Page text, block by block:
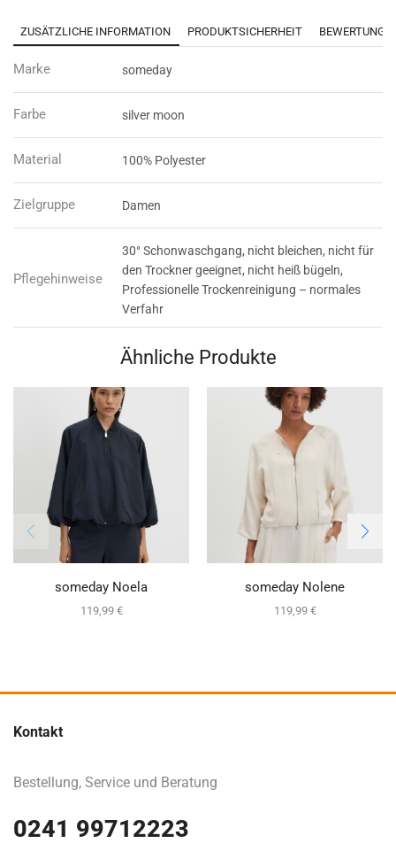
ZUSÄTZLICHE INFORMATION PRODUKTSICHERHEIT
Marke someday
Farbe silver moon
Material 100% Polyester
Zielgruppe Damen
Pflegehinweise
30° Schonwaschgang, nicht bleichen, nicht für
den Trockner geeignet, nicht heiß bügeln,
Professionelle Trockenreinigung – normales
Verfahr
Ähnliche Produkte
someday Noela
119,99 €
someday Nolene
119,99 €
Kontakt
Bestellung, Service und Beratung
0241 99712223